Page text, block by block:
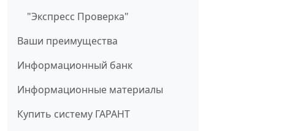
"Экспресс Проверка"
Ваши преимущества
Информационный банк
Информационные материалы
Купить систему ГАРАНТ